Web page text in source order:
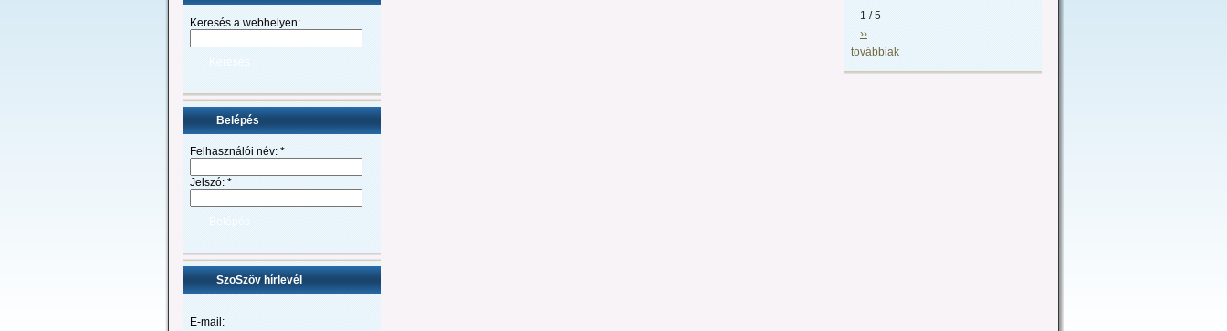
Keresés a webhelyen:
Belépés
Felhasználói név: *
Jelszó: *
SzoSzöv hírlevél
E-mail:
1 / 5
››
továbbiak